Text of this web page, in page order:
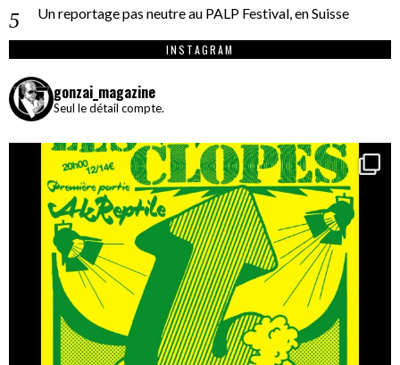
Un reportage pas neutre au PALP Festival, en Suisse
INSTAGRAM
gonzai_magazine
Seul le détail compte.